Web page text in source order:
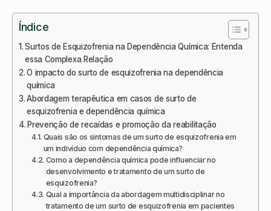
Índice
Surtos de Esquizofrenia na Dependência Química: Entenda
essa Complexa Relação
O impacto do surto de esquizofrenia na dependência
química
Abordagem terapêutica em casos de surto de
esquizofrenia e dependência química
Prevenção de recaídas e promoção da reabilitação
Quais são os sintomas de um surto de esquizofrenia em
um indivíduo com dependência química?
Como a dependência química pode influenciar no
desenvolvimento e tratamento de um surto de
esquizofrenia?
Qual a importância da abordagem multidisciplinar no
tratamento de um surto de esquizofrenia em pacientes